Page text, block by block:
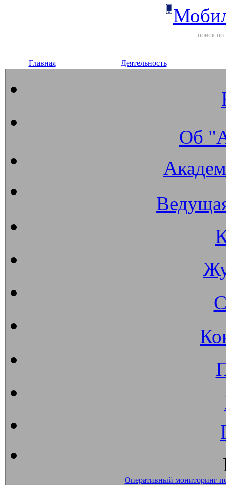
Главная Деятельность
Об
Оперативный мониторинг